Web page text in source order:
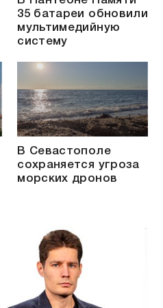
35 батареи обновили
мультимедийную
систему
В Севастополе
сохраняется угроза
морских дронов